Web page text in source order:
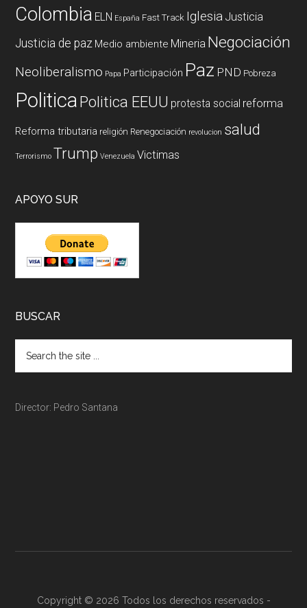
Colombia ELN España Fast Track Iglesia Justicia
Justicia de paz Medio ambiente Mineria Negociación
Neoliberalismo Papa Participación Paz PND Pobreza
PoliticaPolitica EEUU protesta social reforma
Reforma tributaria religión Renegociación revolucion salud
Terrorismo Trump Venezuela Victimas
APOYO SUR
BUSCAR
Director: Pedro Santana
Copyright © 2026 Todos los derechos reservados -